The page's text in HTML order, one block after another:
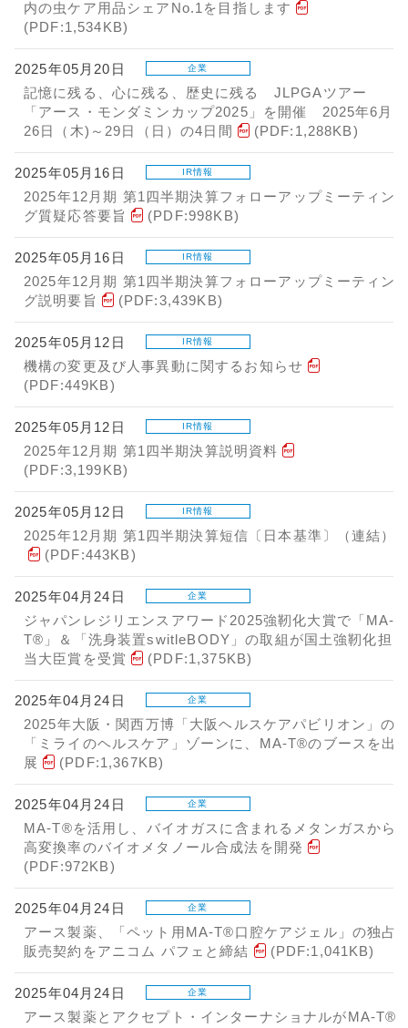
内の虫ケア用品シェアNo.1を目指します
(PDF:1,534KB)
2025年05月20日 企業
記憶に残る、心に残る、歴史に残る JLPGAツアー
「アース・モンダミンカップ2025」を開催 2025年6月
26日（木)～29日（日）の4日間
(PDF:1,288KB)
2025年05月16日 IR情報
2025年12月期 第1四半期決算フォローアップミーティン
グ質疑応答要旨
(PDF:998KB)
2025年05月16日 IR情報
2025年12月期 第1四半期決算フォローアップミーティン
グ説明要旨
(PDF:3,439KB)
2025年05月12日 IR情報
機構の変更及び人事異動に関するお知らせ
(PDF:449KB)
2025年05月12日 IR情報
2025年12月期 第1四半期決算説明資料
(PDF:3,199KB)
2025年05月12日 IR情報
2025年12月期 第1四半期決算短信〔日本基準〕（連結）
(PDF:443KB)
2025年04月24日 企業
ジャパンレジリエンスアワード2025強靭化大賞で「MA-
T®」＆「洗身装置switleBODY」の取組が国土強靭化担
当大臣賞を受賞
(PDF:1,375KB)
2025年04月24日 企業
2025年大阪・関西万博「大阪ヘルスケアパビリオン」の
「ミライのヘルスケア」ゾーンに、MA-T®のブースを出
展
(PDF:1,367KB)
2025年04月24日 企業
MA-T®を活用し、バイオガスに含まれるメタンガスから
高変換率のバイオメタノール合成法を開発
(PDF:972KB)
2025年04月24日 企業
アース製薬、「ペット用MA-T®口腔ケアジェル」の独占
販売契約をアニコム パフェと締結
(PDF:1,041KB)
2025年04月24日 企業
アース製薬とアクセプト・インターナショナルがMA-T®